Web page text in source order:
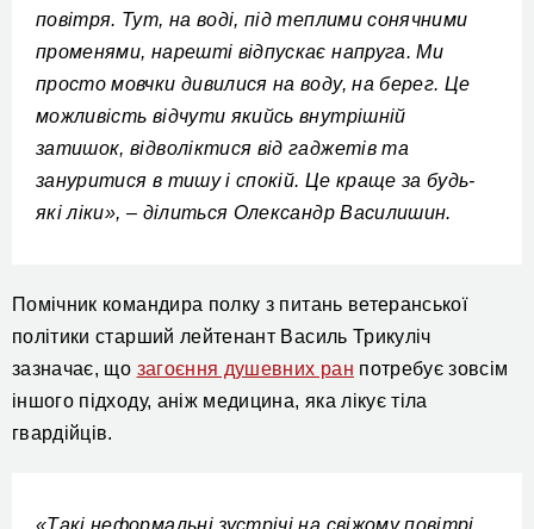
повітря. Тут, на воді, під теплими сонячними
променями, нарешті відпускає напруга. Ми
просто мовчки дивилися на воду, на берег. Це
можливість відчути якийсь внутрішній
затишок, відволіктися від гаджетів та
зануритися в тишу і спокій. Це краще за будь-
які ліки», – ділиться Олександр Василишин.
Помічник командира полку з питань ветеранської
політики старший лейтенант Василь Трикуліч
зазначає, що загоєння душевних ран потребує зовсім
іншого підходу, аніж медицина, яка лікує тіла
гвардійців.